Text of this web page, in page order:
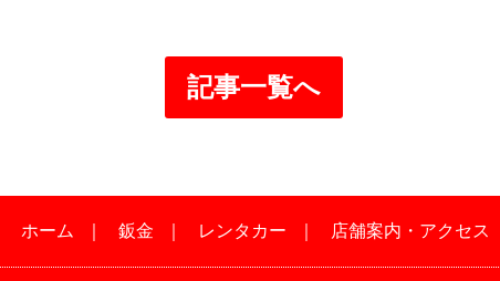
記事一覧へ
ホーム 鈑金 レンタカー 店舗案内・アクセス